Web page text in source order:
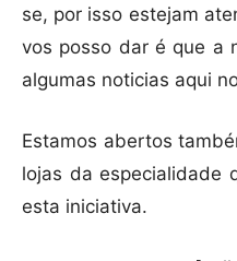
se, por isso estejam
vos posso dar é que a
algumas noticias aqui
Estamos abertos
lojas da especialidade
esta iniciativa.